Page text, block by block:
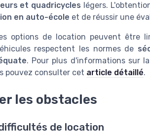
et quadricycles légers.
en auto-école et de réussir une
options de location peuvent être
respectent les normes de
. Pour plus d'informations sur
pouvez consulter cet article détaillé.
les obstacles
de location